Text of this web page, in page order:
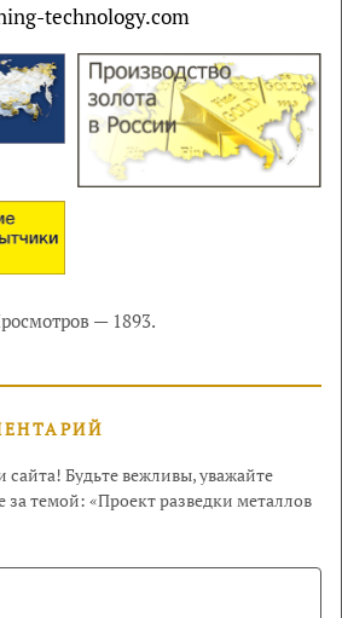
technology.com
— 1893.
Будьте вежливы, уважайте
за темой: «Проект разведки металлов